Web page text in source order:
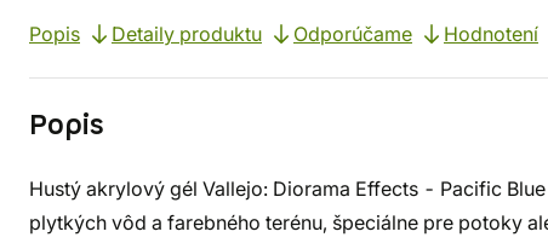
Popis Detaily produktu Odporúčame Hodnotení
Popis
Hustý akrylový gél Vallejo: Diorama Effects - Pacific
plytkých vôd a farebného terénu, špeciálne pre potoky